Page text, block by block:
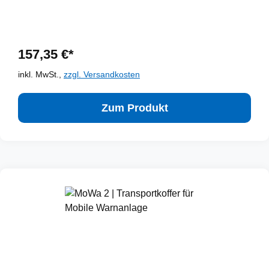
157,35 €*
inkl. MwSt., zzgl. Versandkosten
Zum Produkt